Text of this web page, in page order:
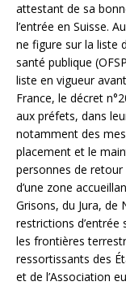
attestant de sa
l’entrée en Suisse.
ne figure sur la liste
santé publique
liste en vigueur
France, le décret
aux préfets, dans
notamment des
placement et le
personnes de
d’une zone
Grisons, du Jura, de
restrictions
les frontières
ressortissants des
et de l’Association